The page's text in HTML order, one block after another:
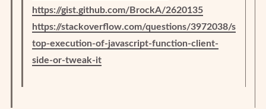
https://gist.github.com/BrockA/2620135
https://stackoverflow.com/questions/3972038/s
top-execution-of-javascript-function-client-
side-or-tweak-it